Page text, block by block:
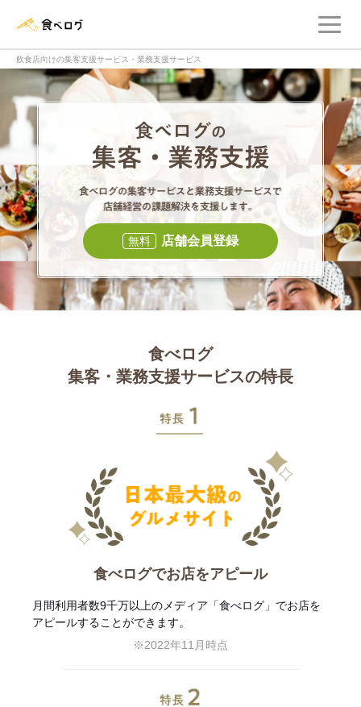
飲食店向けの集客支援サービス・業務支援サービス
食べログの集客
食べログの集
無料 店舗会員登録
食べログ
集客・業務支援サービスの特長
食べログでお店をアピール
月間利用者数9千万以上のメディア「食べログ」でお店を
アピールすることができます。
※2022年11月時点